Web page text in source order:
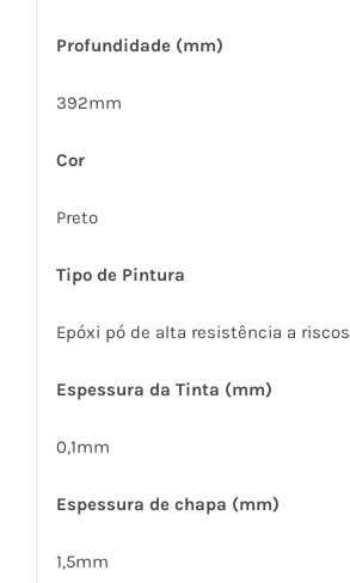
Profundidade (mm)
392mm
Cor
Preto
Tipo de Pintura
Epóxi pó de alta resistência a riscos
Espessura da Tinta (mm)
0,1mm
Espessura de chapa (mm)
1,5mm